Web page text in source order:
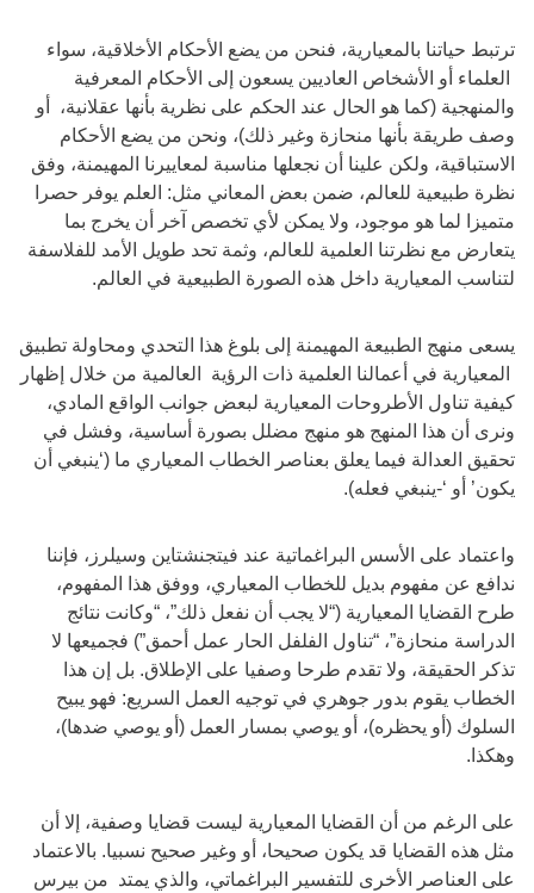
ترتبط حياتنا بالمعيارية، فنحن من يضع الأحكام الأخلاقية، سواء
العلماء أو الأشخاص العاديين يسعون إلى الأحكام المعرفية
والمنهجية (كما هو الحال عند الحكم على نظرية بأنها عقلانية، أو
وصف طريقة بأنها منحازة وغير ذلك)، ونحن من يضع الأحكام
الاستباقية، ولكن علينا أن نجعلها مناسبة لمعاييرنا المهيمنة، وفق
نظرة طبيعية للعالم، ضمن بعض المعاني مثل: العلم يوفر حصرا
متميزا لما هو موجود، ولا يمكن لأي تخصص آخر أن يخرج بما
يتعارض مع نظرتنا العلمية للعالم، وثمة تحد طويل الأمد للفلاسفة
لتناسب المعيارية داخل هذه الصورة الطبيعية في العالم.
يسعى منهج الطبيعة المهيمنة إلى بلوغ هذا التحدي ومحاولة تطبيق
المعيارية في أعمالنا العلمية ذات الرؤية العالمية من خلال إظهار
كيفية تناول الأطروحات المعيارية لبعض جوانب الواقع المادي،
ونرى أن هذا المنهج هو منهج مضلل بصورة أساسية، وفشل في
تحقيق العدالة فيما يعلق بعناصر الخطاب المعياري ما (‘ينبغي أن
يكون’ أو ‘-ينبغي فعله).
واعتماد على الأسس البراغماتية عند فيتجنشتاين وسيلرز، فإننا
ندافع عن مفهوم بديل للخطاب المعياري، ووفق هذا المفهوم،
طرح القضايا المعيارية (“لا يجب أن نفعل ذلك”، “وكانت نتائج
الدراسة منحازة”، “تناول الفلفل الحار عمل أحمق”) فجميعها لا
تذكر الحقيقة، ولا تقدم طرحا وصفيا على الإطلاق. بل إن هذا
الخطاب يقوم بدور جوهري في توجيه العمل السريع: فهو يبيح
السلوك (أو يحظره)، أو يوصي بمسار العمل (أو يوصي ضدها)،
وهكذا.
على الرغم من أن القضايا المعيارية ليست قضايا وصفية، إلا أن
مثل هذه القضايا قد يكون صحيحا، أو وغير صحيح نسبيا. بالاعتماد
على العناصر الأخرى للتفسير البراغماتي، والذي يمتد من بيرس